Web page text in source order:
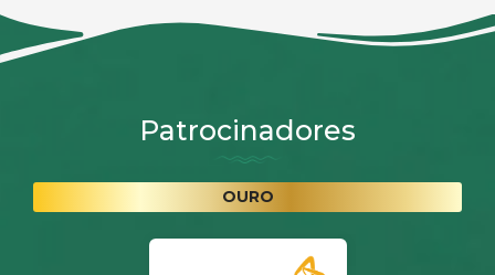
Patrocinadores
OURO